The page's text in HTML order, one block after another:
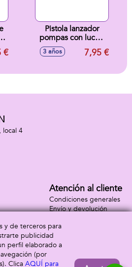
€
Pistola lanzador
pompas con luces,
botella 60 ml.
3 años 7,95 €
local 4
Atención al cliente
Condiciones generales
Envío y devolución
y de terceros para
publicidad
perfil elaborado a
(por
Clica AQUÍ para